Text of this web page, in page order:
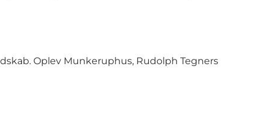
Oplev Munkeruphus, Rudolph Tegners